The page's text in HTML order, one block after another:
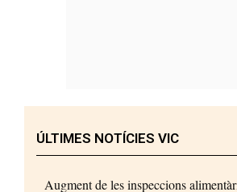
ÚLTIMES NOTÍCIES VIC
Augment de les inspeccions